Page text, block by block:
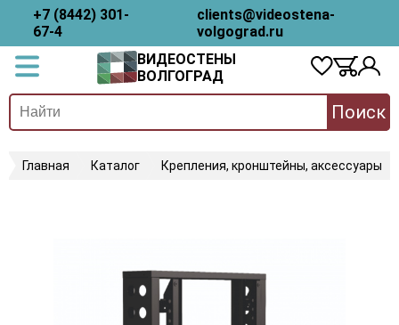
+7 (8442) 301-
67-4
clients@videostena-
volgograd.ru
ВИДЕОСТЕНЫ
ВОЛГОГРАД
Поиск
Главная Каталог Крепления, кронштейны, аксессуары